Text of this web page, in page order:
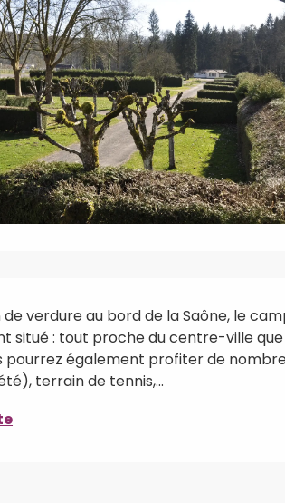
de verdure au bord de la Saône, le
situé : tout proche du centre-ville
pourrez également profiter de
terrain de tennis,...